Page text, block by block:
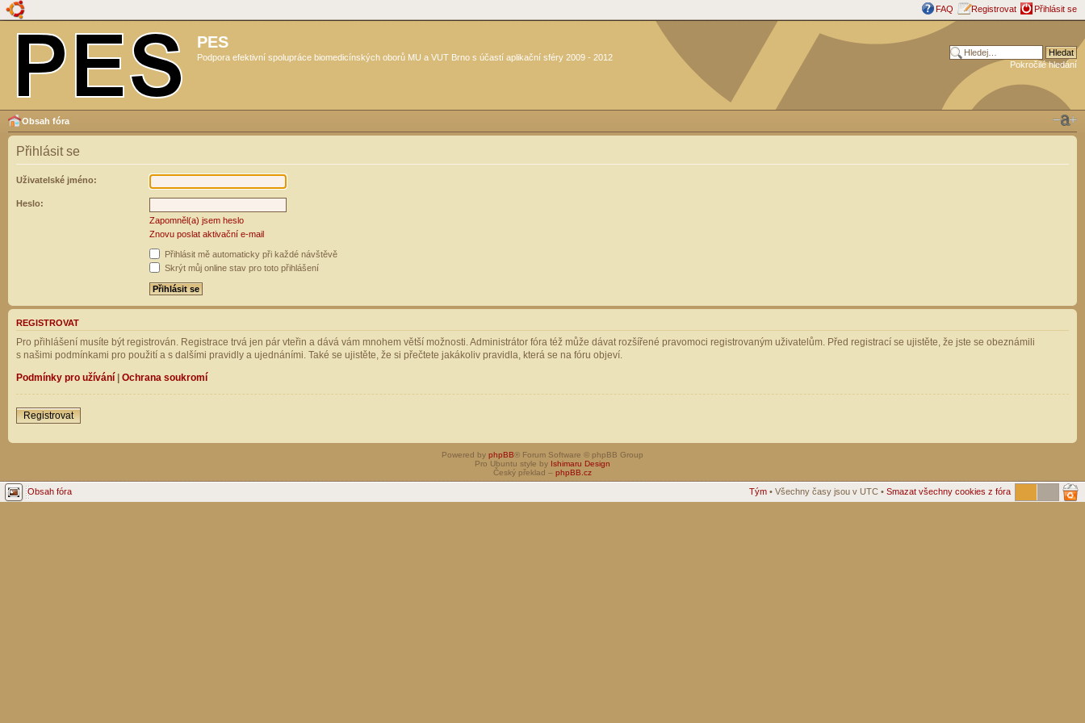
FAQ Registrovat Přihlásit se
PES
Podpora efektivní spolupráce biomedicínských oborů MU a VUT Brno s účastí aplikační sféry 2009 - 2012
Pokročilé hledání
Obsah fóra
Přihlásit se
Uživatelské jméno:
Heslo:
Zapomněl(a) jsem heslo
Znovu poslat aktivační e-mail
Přihlásit mě automaticky při každé návštěvě
Skrýt můj online stav pro toto přihlášení
REGISTROVAT
Pro přihlášení musíte být registrován. Registrace trvá jen pár vteřin a dává vám mnohem větší možnosti. Administrátor fóra též může dávat rozšířené pravomoci registrovaným uživatelům. Před registrací se ujistěte, že jste se obeznámili
s našimi podmínkami pro použití a s dalšími pravidly a ujednáními. Také se ujistěte, že si přečtete jakákoliv pravidla, která se na fóru objeví.
Podmínky pro užívání | Ochrana soukromí
Registrovat
Powered by phpBB® Forum Software © phpBB Group
Pro Ubuntu style by Ishimaru Design
Český překlad – phpBB.cz
Obsah fóra Tým • Všechny časy jsou v UTC • Smazat všechny cookies z fóra